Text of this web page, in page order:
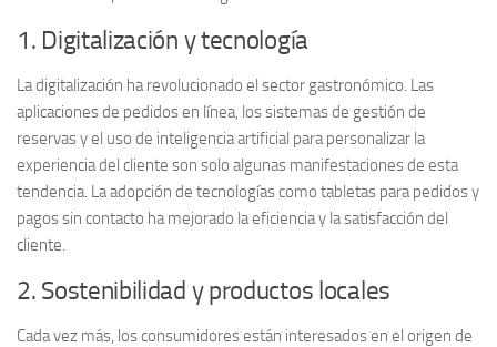
1. Digitalización y tecnología
La digitalización ha revolucionado el sector gastronómico. Las
aplicaciones de pedidos en línea, los sistemas de gestión de
reservas y el uso de inteligencia artificial para personalizar la
experiencia del cliente son solo algunas manifestaciones de esta
tendencia. La adopción de tecnologías como tabletas para pedidosy
pagos sin contacto ha mejorado la eficiencia y la satisfacción del
cliente.
2. Sostenibilidad y productos locales
Cada vez más, los consumidores están interesados en el origen de